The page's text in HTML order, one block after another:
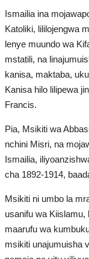
Fomu ya
Shule ya
2063
Mradi wa
Video
Wadhamini
Taasisi ya
Ismailia ina
Katoliki, lililojengwa
lenye muundo wa
mstatili, na
kanisa, maktaba,
Kanisa hilo lilipewa
Francis.
Pia, Msikiti wa
nchini Misri, na
Ismailia,
cha 1892-1914,
Msikiti ni umbo la
usanifu wa
maarufu wa
msikiti unajumuisha